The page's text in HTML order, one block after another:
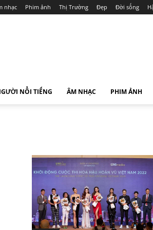
nhạc Phim ảnh Thị Trường Đẹp Đời sống
NỔI TIẾNG ÂM NHẠC PHIM ẢNH